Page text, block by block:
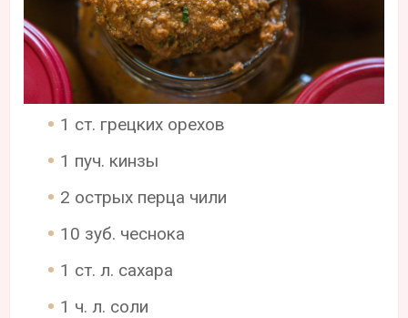
1 ст. грецких орехов
1 пуч. кинзы
2 острых перца чили
10 зуб. чеснока
1 ст. л. сахара
1 ч. л. соли